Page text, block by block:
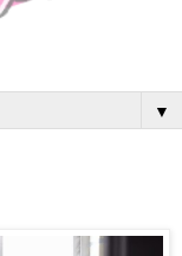
▼